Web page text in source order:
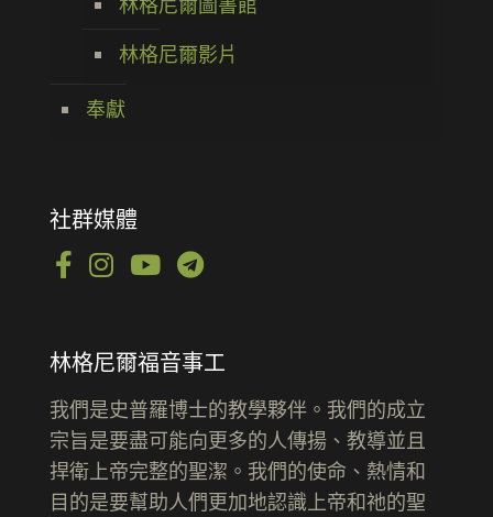
林格尼爾影片
奉獻
社群媒體
林格尼爾福音事工
我們是史普羅博士的教學夥伴。我們的成立
宗旨是要盡可能向更多的人傳揚、教導並且
捍衛上帝完整的聖潔。我們的使命、熱情和
目的是要幫助人們更加地認識上帝和祂的聖